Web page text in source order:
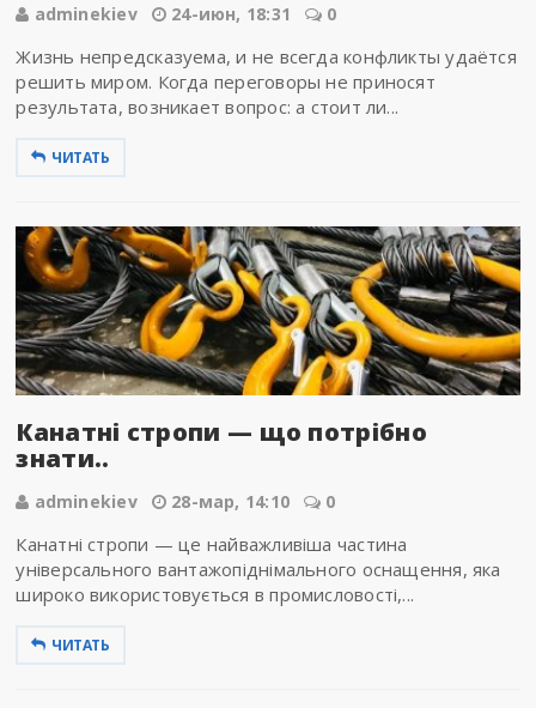
adminekiev 24-июн, 18:31 0
Жизнь непредсказуема, и не всегда конфликты удаётся
решить миром. Когда переговоры не приносят
результата, возникает вопрос: а стоит ли...
ЧИТАТЬ
Канатні стропи — що потрібно
знати..
adminekiev 28-мар, 14:10 0
Канатні стропи — це найважливіша частина
універсального вантажопіднімального оснащення, яка
широко використовується в промисловості,...
ЧИТАТЬ